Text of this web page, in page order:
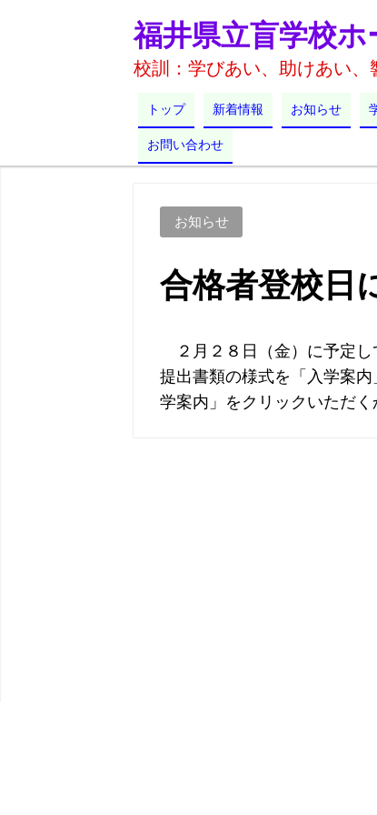
福井県立盲学校ホ
校訓：学びあい、助けあい、
トップ 新着情報 お知らせ
お問い合わせ
お知らせ
合格者登校日
２月２８日（金）に予定し
提出書類の様式を「入学案
学案内」をクリックいただく